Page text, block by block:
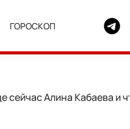
ГОРОСКОП
Алина Кабаева и